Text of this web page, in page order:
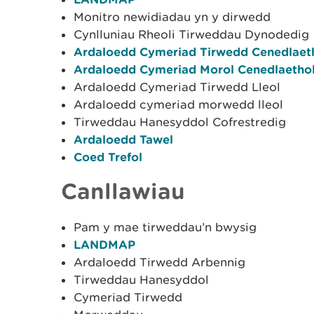
Monitro newidiadau yn y dirwedd
Cynlluniau Rheoli Tirweddau Dynodedig
Ardaloedd Cymeriad Tirwedd
Ardaloedd Cymeriad Morol Cenedlaethol
Ardaloedd Cymeriad Tirwedd Lleol
Ardaloedd cymeriad morwedd lleol
Tirweddau Hanesyddol Cofrestredig
Ardaloedd Tawel
Coed Trefol
Canllawiau
Pam y mae tirweddau’n bwysig
LANDMAP
Ardaloedd Tirwedd Arbennig
Tirweddau Hanesyddol
Cymeriad Tirwedd